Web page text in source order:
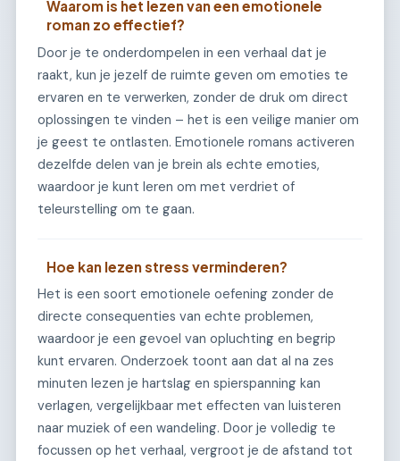
Waarom is het lezen van een emotionele
roman zo effectief?
Door je te onderdompelen in een verhaal dat je
raakt, kun je jezelf de ruimte geven om emoties te
ervaren en te verwerken, zonder de druk om direct
oplossingen te vinden – het is een veilige manier om
je geest te ontlasten. Emotionele romans activeren
dezelfde delen van je brein als echte emoties,
waardoor je kunt leren om met verdriet of
teleurstelling om te gaan.
Hoe kan lezen stress verminderen?
Het is een soort emotionele oefening zonder de
directe consequenties van echte problemen,
waardoor je een gevoel van opluchting en begrip
kunt ervaren. Onderzoek toont aan dat al na zes
minuten lezen je hartslag en spierspanning kan
verlagen, vergelijkbaar met effecten van luisteren
naar muziek of een wandeling. Door je volledig te
focussen op het verhaal, vergroot je de afstand tot